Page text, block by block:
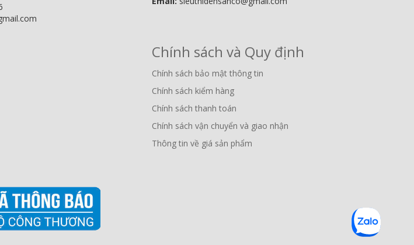
Chính sách và Quy định
Chính sách bảo mật thông tin
Chính sách kiểm hàng
Chính sách thanh toán
Chính sách vận chuyển và giao nhận
Thông tin về giá sản phẩm